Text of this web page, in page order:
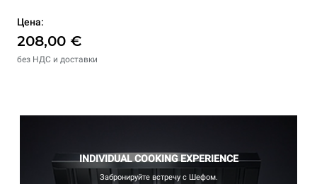
Цена:
208,00 €
без НДС и доставки
INDIVIDUAL COOKING EXPERIENCE
Забронируйте встречу с Шефом.